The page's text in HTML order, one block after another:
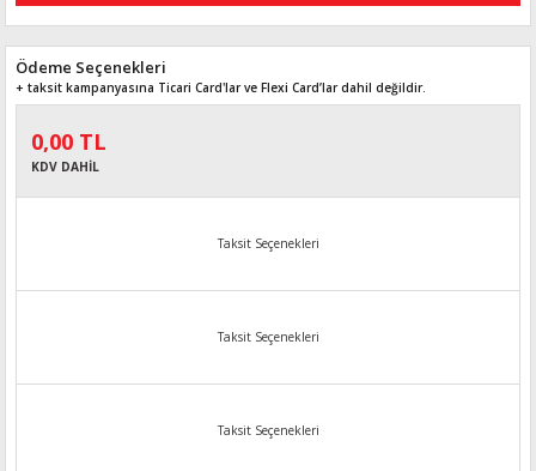
Ödeme Seçenekleri
+ taksit kampanyasına Ticari Card'lar ve Flexi Card’lar dahil değildir.
0,00 TL
KDV DAHİL
Taksit Seçenekleri
Taksit Seçenekleri
Taksit Seçenekleri